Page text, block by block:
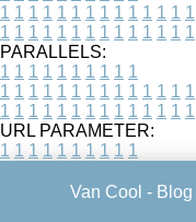
1 1 1 1 1 1 1 1 1 1 1 1 1 1
1 1 1 1 1 1 1 1 1 1 1 1 1 1
PARALLELS:
1 1 1 1 1 1 1 1 1 1
1 1 1 1 1 1 1 1 1 1 1 1 1 1
1 1 1 1 1 1 1 1 1 1 1 1 1 1
URL PARAMETER:
1 1 1 1 1 1 1 1 1 1
Van Cool - Blog